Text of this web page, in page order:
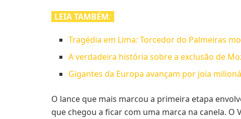
LEIA TAMBÉM:
Tragédia em Lima: Torcedor do Palmeiras
A verdadeira história sobre a exclusão de
Gigantes da Europa avançam por joia
O lance que mais marcou a primeira etapa
que chegou a ficar com uma marca na canela.